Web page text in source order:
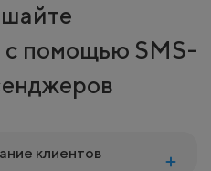
с помощью SMS-
клиентов